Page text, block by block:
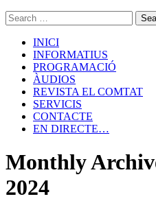
INICI
INFORMATIUS
PROGRAMACIÓ
ÀUDIOS
REVISTA EL COMTAT
SERVICIS
CONTACTE
EN DIRECTE…
Monthly
2024